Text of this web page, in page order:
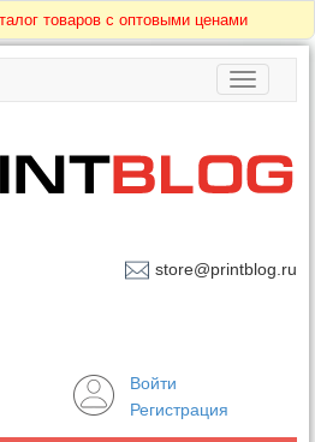
товаров с оптовыми ценами
Toggle
store@printblog.ru
Войти
Регистрация